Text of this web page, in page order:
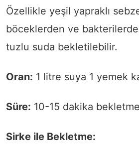
Özellikle yeşil yapraklı
böceklerden ve
tuzlu suda bekletilebilir.
Oran: 1 litre suya 1 yemek
Süre: 10-15 dakika
Sirke ile Bekletme: